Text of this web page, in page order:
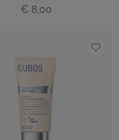
€ 8,00